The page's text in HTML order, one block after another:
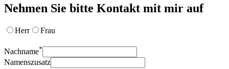
Nehmen Sie bitte Kontakt mit mir auf
Herr Frau
Nachname*
Namenszusatz